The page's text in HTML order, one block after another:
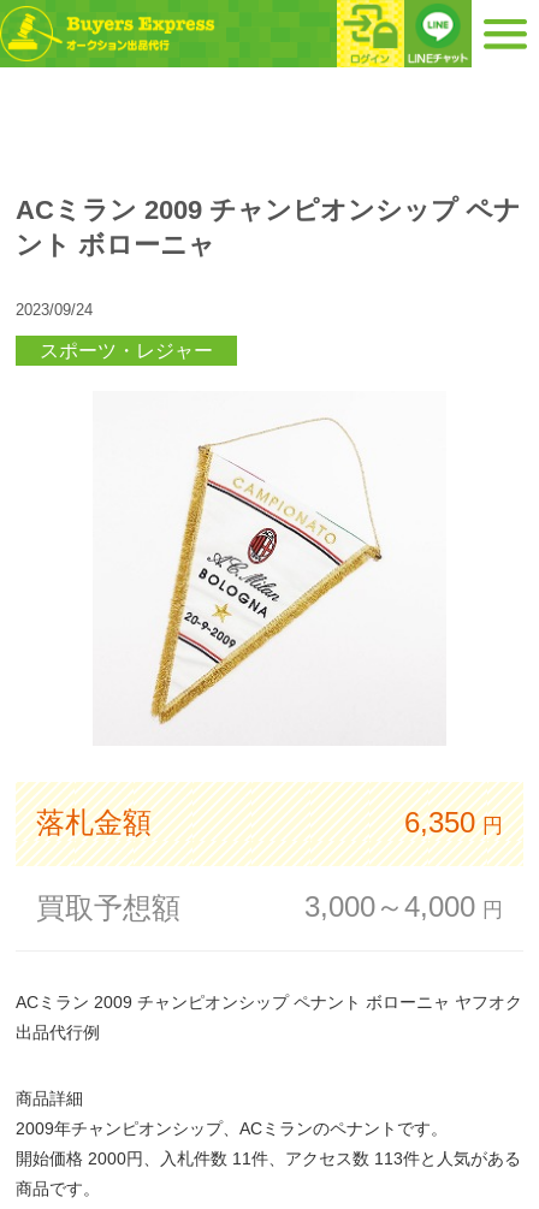
ACミラン 2009 チャンピオンシップ ペナ
ント ボローニャ
2023/09/24
スポーツ・レジャー
落札金額 6,350 円
買取予想額 3,000～4,000 円
ACミラン 2009 チャンピオンシップ ペナント ボローニャ ヤフオク
出品代行例
商品詳細
2009年チャンピオンシップ、ACミランのペナントです。
開始価格 2000円、入札件数 11件、アクセス数 113件と人気がある
商品です。